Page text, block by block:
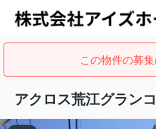
この物件の募集
アクロス荒江グラン